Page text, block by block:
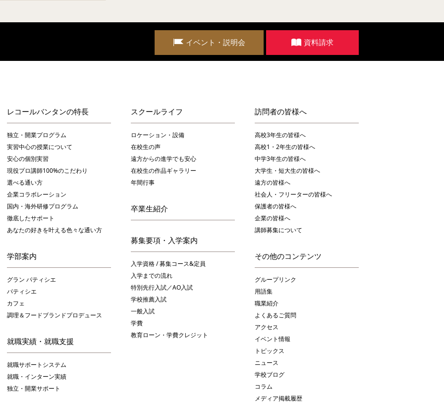
イベント・説明会 資料請求
レコールバンタンの特長
独立・開業プログラム
実習中心の授業について
安心の個別実習
現役プロ講師100%のこだわり
選べる通い方
企業コラボレーション
国内・海外研修プログラム
徹底したサポート
あなたの好きを叶える⾊々な通い⽅
学部案内
グラン パティシエ
パティシエ
カフェ
調理＆フードブランドプロデュース
就職実績・就職支援
就職サポートシステム
就職・インターン実績
独立・開業サポート
スクールライフ
ロケーション・設備
在校生の声
遠方からの進学でも安心
在校生の作品ギャラリー
年間行事
卒業生紹介
募集要項・入学案内
入学資格 / 募集コース&定員
入学までの流れ
特別先行入試／AO入試
学校推薦入試
一般入試
学費
教育ローン・学費クレジット
訪問者の皆様へ
高校3年生の皆様へ
高校1・2年生の皆様へ
中学3年生の皆様へ
大学生・短大生の皆様へ
遠方の皆様へ
社会人・フリーターの皆様へ
保護者の皆様へ
企業の皆様へ
講師募集について
その他のコンテンツ
グループリンク
用語集
職業紹介
よくあるご質問
アクセス
イベント情報
トピックス
ニュース
学校ブログ
コラム
メディア掲載履歴